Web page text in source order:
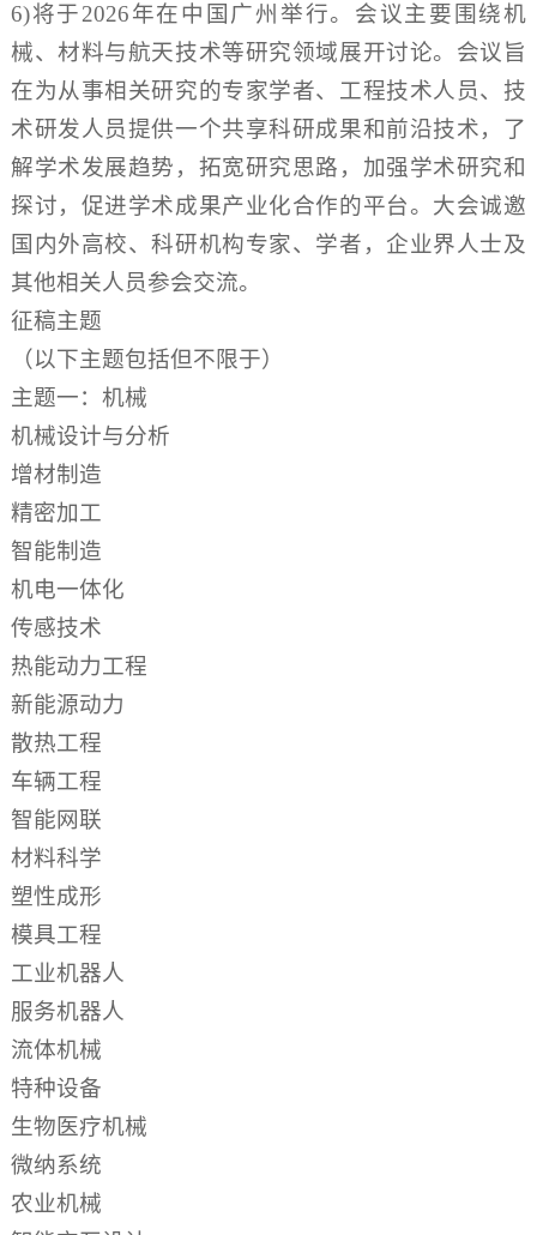
6)将于2026年在中国广州举行。会议主要围绕机
械、材料与航天技术等研究领域展开讨论。会议旨
在为从事相关研究的专家学者、工程技术人员、技
术研发人员提供一个共享科研成果和前沿技术，了
解学术发展趋势，拓宽研究思路，加强学术研究和
探讨，促进学术成果产业化合作的平台。大会诚邀
国内外高校、科研机构专家、学者，企业界人士及
其他相关人员参会交流。
征稿主题
（以下主题包括但不限于）
主题一：机械
机械设计与分析
增材制造
精密加工
智能制造
机电一体化
传感技术
热能动力工程
新能源动力
散热工程
车辆工程
智能网联
材料科学
塑性成形
模具工程
工业机器人
服务机器人
流体机械
特种设备
生物医疗机械
微纳系统
农业机械